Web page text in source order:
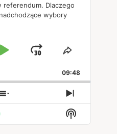
Dlaczego
wybory
Play Jump
Forward
Share
Episode
09:48
Show
Episodes
Next
Episode
Show
Podcast